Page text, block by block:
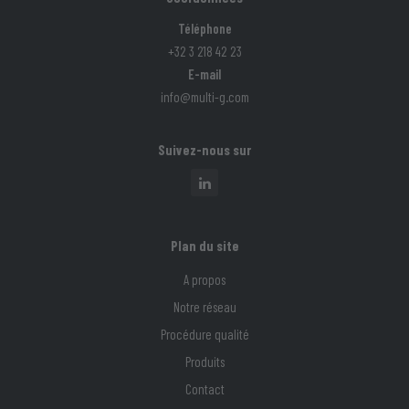
Téléphone
+32 3 218 42 23
E-mail
info@multi-g.com
Suivez-nous sur
Plan du site
A propos
Notre réseau
Procédure qualité
Produits
Contact